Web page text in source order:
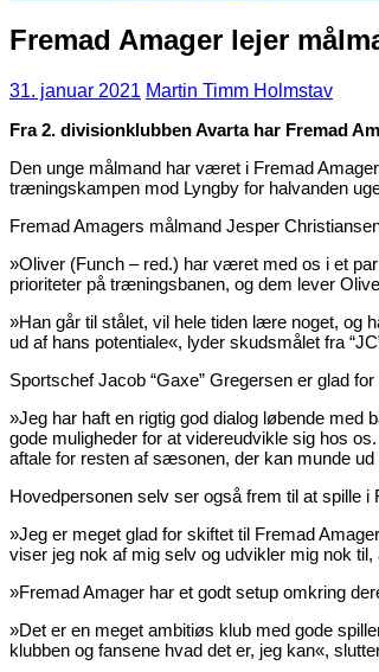
Fremad Amager lejer
31. januar 2021 Martin Timm Holmstav
Fra 2. divisionklubben Avarta har Fremad
Den unge målmand har været i Fremad
træningskampen mod Lyngby for halvanden
Fremad Amagers målmand Jesper
»Oliver (Funch – red.) har været med os i et
prioriteter på træningsbanen, og dem lever
»Han går til stålet, vil hele tiden lære noget, og
ud af hans potentiale«, lyder skudsmålet fra
Sportschef Jacob “Gaxe” Gregersen er glad
»Jeg har haft en rigtig god dialog løbende
gode muligheder for at videreudvikle sig hos
aftale for resten af sæsonen, der kan munde
Hovedpersonen selv ser også frem til at spille i
»Jeg er meget glad for skiftet til Fremad
viser jeg nok af mig selv og udvikler mig nok
»Fremad Amager har et godt setup omkring
»Det er en meget ambitiøs klub med gode
klubben og fansene hvad det er, jeg kan«,